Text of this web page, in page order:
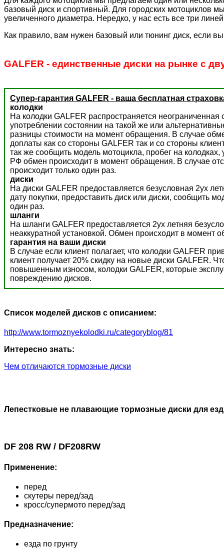
базовый диск и спортивный. Для городских мотоциклов
увеличенного диаметра. Нередко, у нас есть все три
Как правило, вам нужен базовый или тюнинг диск, если
GALFER - единственные диски на рынке с
Супер-гарантия GALFER - ваша бесплатная
колодки
На колодки GALFER распространяется
употреблении состоянии на такой же или
разницы стоимости на момент обращения. В случае
доплаты как со стороны GALFER так и со стороны
так же сообщить модель мотоцикла, пробег на
РФ обмен происходит в момент обращения. В случае
происходит только один раз.
диски
На диски GALFER предоставляется безусловная 2ух
дату покупки, предоставить диск или диски, сообщить
один раз.
шланги
На шланги GALFER предоставляется 2ух летняя
неаккуратной установкой. Обмен происходит в момент
гарантия на ваши диски
В случае если клиент полагает, что колодки GALFER
клиент получает 20% скидку на новые диски GALFER.
повышенным износом, колодки GALFER, которые
повреждению дисков.
Список моделей дисков с описанием:
http://www.tormoznyekolodki.ru/categoryblog/81
Интересно знать:
Чем отличаются тормозные диски
Лепестковые не плавающие тормозные диски для
DF 208 RW / DF208RW
Применение:
перед
скутеры перед/зад
кросс/супермото перед/зад
Предназначение:
езда по грунту